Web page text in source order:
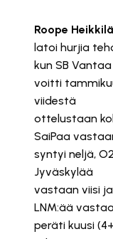
Roope Heikkilä
latoi hurjia
kun SB Vantaa
voitti
viidestä
ottelustaan
SaiPaa
syntyi neljä,
Jyväskylää
vastaan viisi ja
LNM:ää
peräti kuusi